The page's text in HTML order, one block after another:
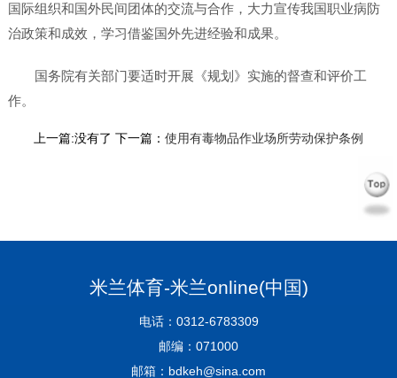
国际组织和国外民间团体的交流与合作，大力宣传我国职业病防
治政策和成效，学习借鉴国外先进经验和成果。
国务院有关部门要适时开展《规划》实施的督查和评价工
作。
上一篇:没有了 下一篇： 使用有毒物品作业场所劳动保护条例
米兰体育-米兰online(中国)
电话：0312-6783309
邮编：071000
邮箱：bdkeh@sina.com